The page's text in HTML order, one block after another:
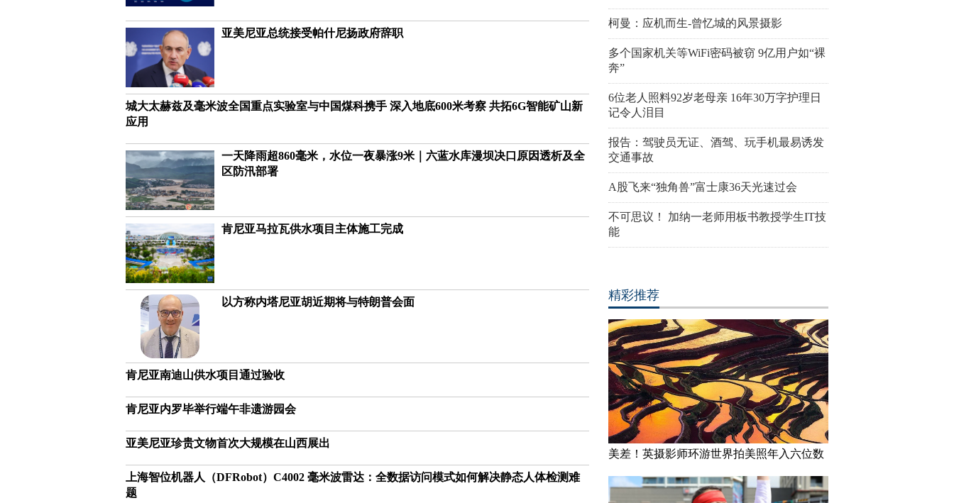
亚美尼亚总统接受帕什尼扬政府辞职
城大太赫兹及毫米波全国重点实验室与中国煤科携手 深入地底600米考察 共拓6G智能矿山新
应用
一天降雨超860毫米，水位一夜暴涨9米｜六蓝水库漫坝决口原因透析及全
区防汛部署
肯尼亚马拉瓦供水项目主体施工完成
以方称内塔尼亚胡近期将与特朗普会面
肯尼亚南迪山供水项目通过验收
肯尼亚内罗毕举行端午非遗游园会
亚美尼亚珍贵文物首次大规模在山西展出
上海智位机器人（DFRobot）C4002 毫米波雷达：全数据访问模式如何解决静态人体检测难
题
柯曼：应机而生-曾忆城的风景摄影
多个国家机关等WiFi密码被窃 9亿用户如“裸
奔”
6位老人照料92岁老母亲 16年30万字护理日
记令人泪目
报告：驾驶员无证、酒驾、玩手机最易诱发
交通事故
A股飞来“独角兽”富士康36天光速过会
不可思议！ 加纳一老师用板书教授学生IT技
能
精彩推荐
美差！英摄影师环游世界拍美照年入六位数